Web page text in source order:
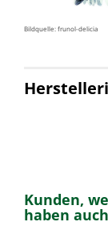
Bildquelle: frunol-delicia
Kunden,
haben